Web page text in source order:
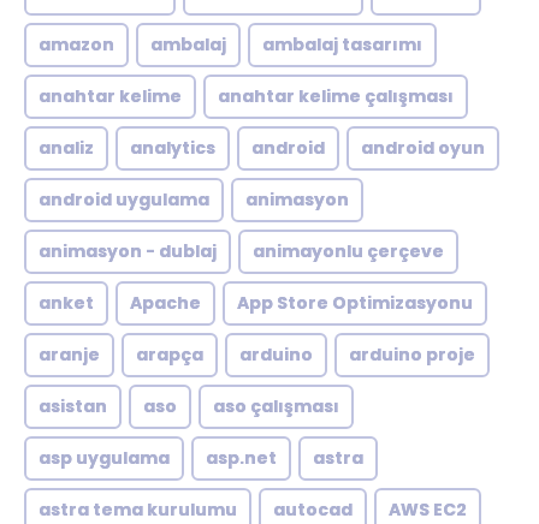
amazon ambalaj ambalaj tasarımı
anahtar kelime anahtar kelime çalışması
analiz analytics android android oyun
android uygulama animasyon
animasyon - dublaj animayonlu çerçeve
anket Apache App Store Optimizasyonu
aranje arapça arduino arduino proje
asistan aso aso çalışması
asp uygulama asp.net astra
astra tema kurulumu autocad AWS EC2